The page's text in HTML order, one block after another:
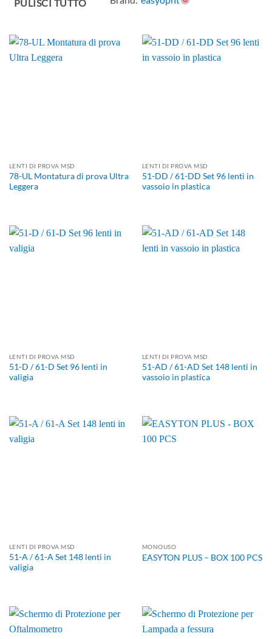
PULISCI TUTTO
LENTI DI PROVA MSD
78-UL Montatura di prova Ultra
Leggera
LENTI DI PROVA MSD
51-DD / 61-DD Set 96 lenti in
vassoio in plastica
LENTI DI PROVA MSD
51-D / 61-D Set 96 lenti in
valigia
LENTI DI PROVA MSD
51-AD / 61-AD Set 148 lenti in
vassoio in plastica
LENTI DI PROVA MSD
51-A / 61-A Set 148 lenti in
valigia
MONOUSO
EASYTON PLUS – BOX 100 PCS